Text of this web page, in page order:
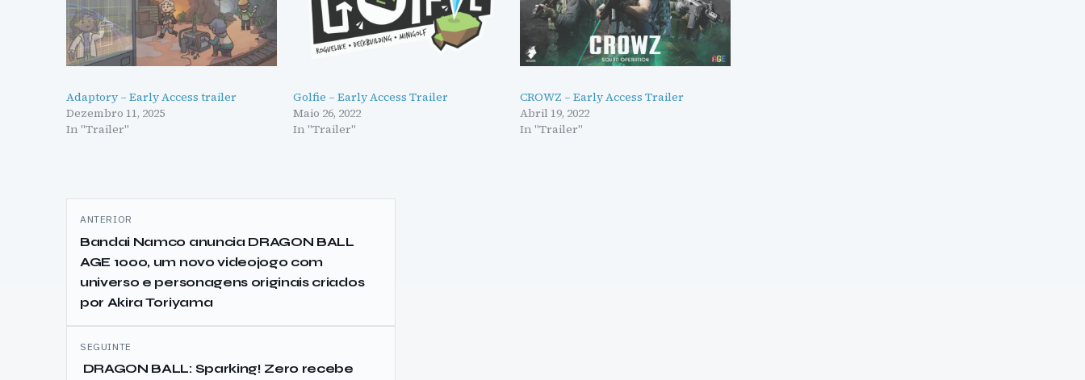
Adaptory – Early Access trailer
Dezembro 11, 2025
In "Trailer"
Golfie – Early Access Trailer
Maio 26, 2022
In "Trailer"
CROWZ – Early Access Trailer
Abril 19, 2022
In "Trailer"
Navegação
de
artigos
ANTERIOR
Bandai Namco anuncia DRAGON BALL
AGE 1000, um novo videojogo com
universo e personagens originais criados
por Akira Toriyama
SEGUINTE
DRAGON BALL: Sparking! Zero recebe